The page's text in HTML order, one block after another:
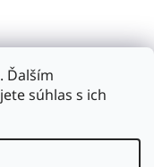
Ďalším
súhlas s ich
Noaton.de